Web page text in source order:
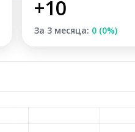
+10
За 3 месяца: 0 (0%)